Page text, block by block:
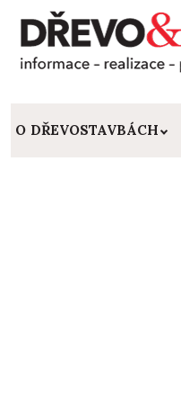
O DŘEVOSTAVBÁCH